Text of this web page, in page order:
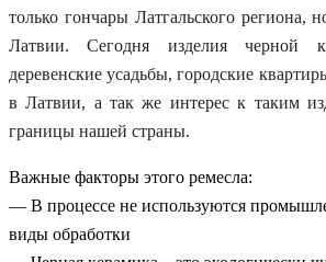
только гончары Латгальского региона,
Латвии. Сегодня изделия черной
деревенские усадьбы, городские
в Латвии, а так же интерес к таким
границы нашей страны.
Важные факторы этого ремесла:
— В процессе не используются
виды обработки